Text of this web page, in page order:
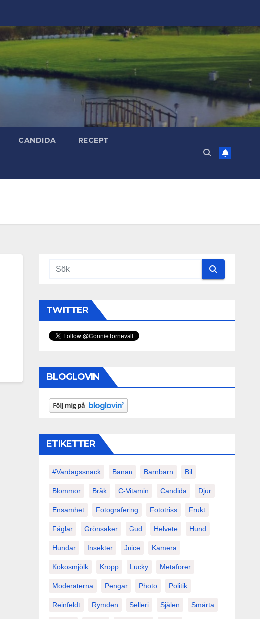
CANDIDA RECEPT
TWITTER
BLOGLOVIN
ETIKETTER
#vardagssnack Banan Barnbarn Bil
Blommor Bråk C-Vitamin Candida Djur
Ensamhet Fotografering Fototriss Frukt
Fåglar Grönsaker Gud Helvete Hund
Hundar Insekter Juice Kamera
Kokosmjölk Kropp Lucky Metaforer
Moderaterna Pengar Photo Politik
Reinfeldt Rymden Selleri Själen Smärta